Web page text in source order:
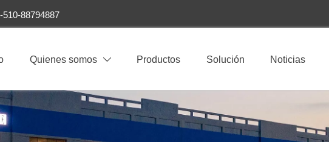
510-88794887
Quienes somos  Productos Solución Noticias